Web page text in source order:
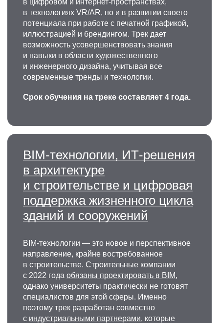
в цифровом и интернет-пространствах,
в технологиях VR/AR, но и в развитии своего
потенциала при работе с печатной графикой,
иллюстрацией и брендингом. Трек дает
возможность усовершенствовать знания
и навыки в области художественного
и инженерного дизайна, учитывая все
современные тренды и технологии.
Срок обучения на треке составляет 4 года.
BIM-технологии, ИТ-решения
в архитектуре
и строительстве и цифровая
поддержка жизненного цикла
зданий и сооружений
BIM-технологии — это новое и перспективное
направление, крайне востребованное
в строительстве. Строительные компании
с 2022 года обязаны проектировать в BIM,
однако университеты практически не готовят
специалистов для этой сферы. Именно
поэтому трек разработан совместно
с индустриальными партнерами, которые